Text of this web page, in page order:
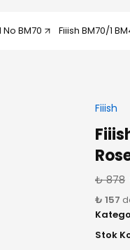
No BM70 Fiiish BM70/1
Fiiish
₺ 878
₺ 157
Stok